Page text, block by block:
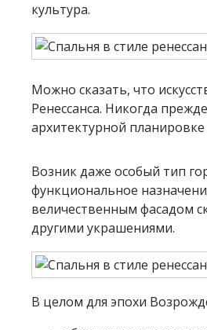
культура.
Можно сказать, что
Ренессанса. Никогда
архитектурной планировке
Возник даже особый тип
функциональное
величественным фасадом
другими украшениями.
В целом для эпохи